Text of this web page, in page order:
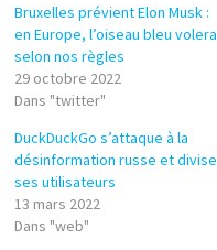
Bruxelles prévient Elon Musk :
en Europe, l’oiseau bleu volera
selon nos règles
29 octobre 2022
Dans "twitter"
DuckDuckGo s’attaque à la
désinformation russe et divise
ses utilisateurs
13 mars 2022
Dans "web"